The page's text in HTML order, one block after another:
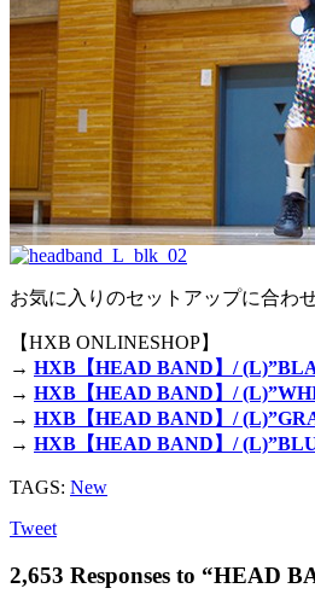
お気に入りのセットアップに合わ
【HXB ONLINESHOP】
→ HXB【HEAD BAND】/
→ HXB【HEAD BAND】/
→ HXB【HEAD BAND】/
→ HXB【HEAD BAND】/
TAGS: New
Tweet
2,653 Responses to “HEAD